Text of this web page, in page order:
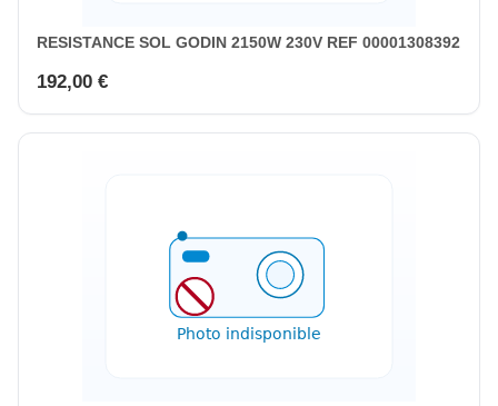
RESISTANCE SOL GODIN 2150W 230V REF 00001308392
192,00 €